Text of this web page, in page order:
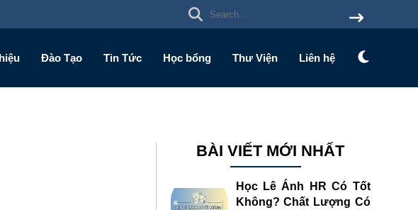
Đào Tạo Tin Tức Học bổng Thư Viện Liên hệ
BÀI VIẾT MỚI NHẤT
Học Lê Ánh HR Có Tốt
Không? Chất Lượng Có